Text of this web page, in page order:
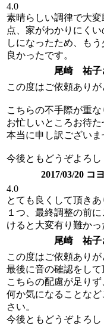
4.0
素晴らしい調律で大
点、家がわかりにく
しになったため、も
良かったです。
尾崎 祐子
この度はご依頼ありが
こちらの不手際が重な
お忙しいところお待た
本当に申し訳ございま
今後ともどうぞよろし
2017/03/20 コ
4.0
とても良くして頂きあ
１つ、最終調整の前
けると大変有り難かっ
尾崎 祐子
この度はご依頼ありが
最後に音の確認をして
こちらの配慮が足りず
何か気になることな
さい。
今後ともどうぞよろし